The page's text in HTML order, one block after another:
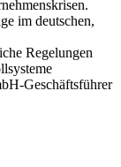
im deutschen,
Regelungen
Geschäftsführer